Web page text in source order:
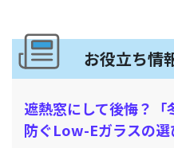
お役立ち情
遮熱窓にして後悔？「
防ぐLow-Eガラスの選